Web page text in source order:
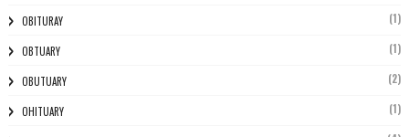
OBITURAY (1)
OBTUARY (1)
OBUTUARY (2)
OHITUARY (1)